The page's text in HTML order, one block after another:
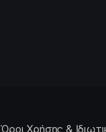
Όροι Χρήσης &